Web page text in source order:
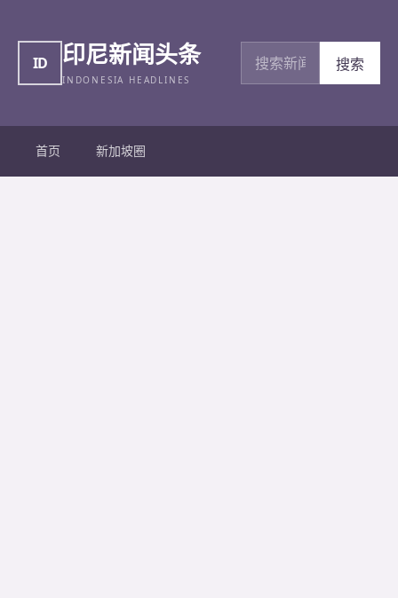
ID 印尼新闻头条
INDONESIA HEADLINES
搜索新闻
搜索
首页 新加坡圈